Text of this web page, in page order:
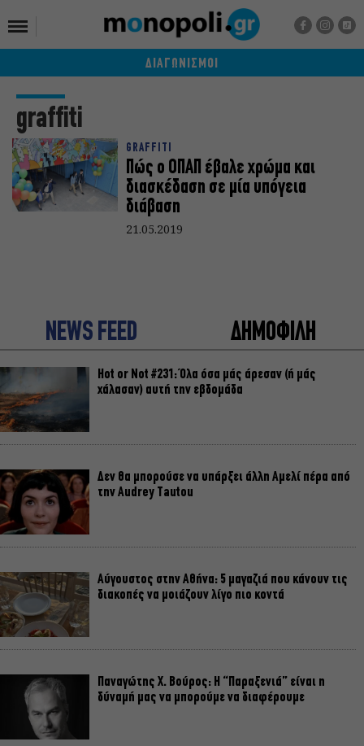
ΔΙΑΓΩΝΙΣΜΟΙ
graffiti
GRAFFITI
Πώς ο ΟΠΑΠ έβαλε χρώμα και
διασκέδαση σε μία υπόγεια
διάβαση
21.05.2019
NEWS FEED ΔΗΜΟΦΙΛΗ
Hot or Not #231: Όλα όσα μάς άρεσαν (ή μάς
χάλασαν) αυτή την εβδομάδα
Δεν θα μπορούσε να υπάρξει άλλη Αμελί πέρα από
την Audrey Tautou
Αύγουστος στην Αθήνα: 5 μαγαζιά που κάνουν τις
διακοπές να μοιάζουν λίγο πιο κοντά
Παναγώτης Χ. Βούρος: Η “Παραξενιά” είναι η
δύναμή μας να μπορούμε να διαφέρουμε